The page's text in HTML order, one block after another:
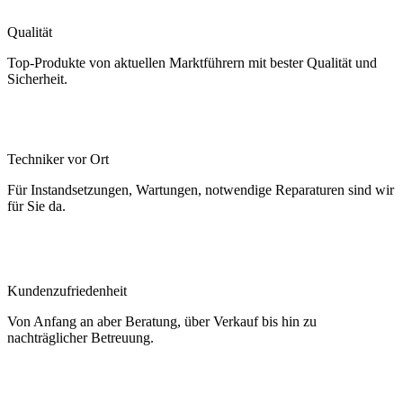
Qualität
Top-Produkte von aktuellen Marktführern mit bester Qualität und
Sicherheit.
Techniker vor Ort
Für Instandsetzungen, Wartungen, notwendige Reparaturen sind wir
für Sie da.
Kundenzufriedenheit
Von Anfang an aber Beratung, über Verkauf bis hin zu
nachträglicher Betreuung.